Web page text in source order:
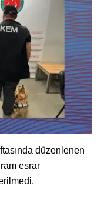
düzenlenen
esrar